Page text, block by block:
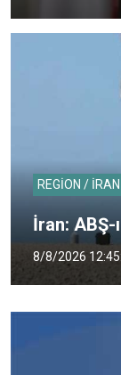
REGİON / İRAN
İran: ABŞ-
8/8/2026